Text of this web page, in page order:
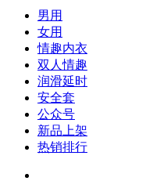
男用
女用
情趣内衣
双人情趣
润滑延时
安全套
公众号
新品上架
热销排行